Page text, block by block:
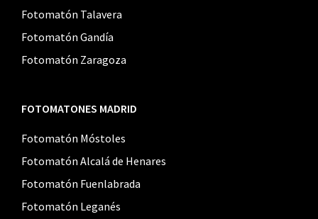
Fotomatón Talavera
Fotomatón Gandía
Fotomatón Zaragoza
FOTOMATONES MADRID
Fotomatón Móstoles
Fotomatón Alcalá de Henares
Fotomatón Fuenlabrada
Fotomatón Leganés